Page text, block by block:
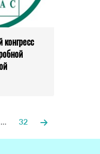
... 32